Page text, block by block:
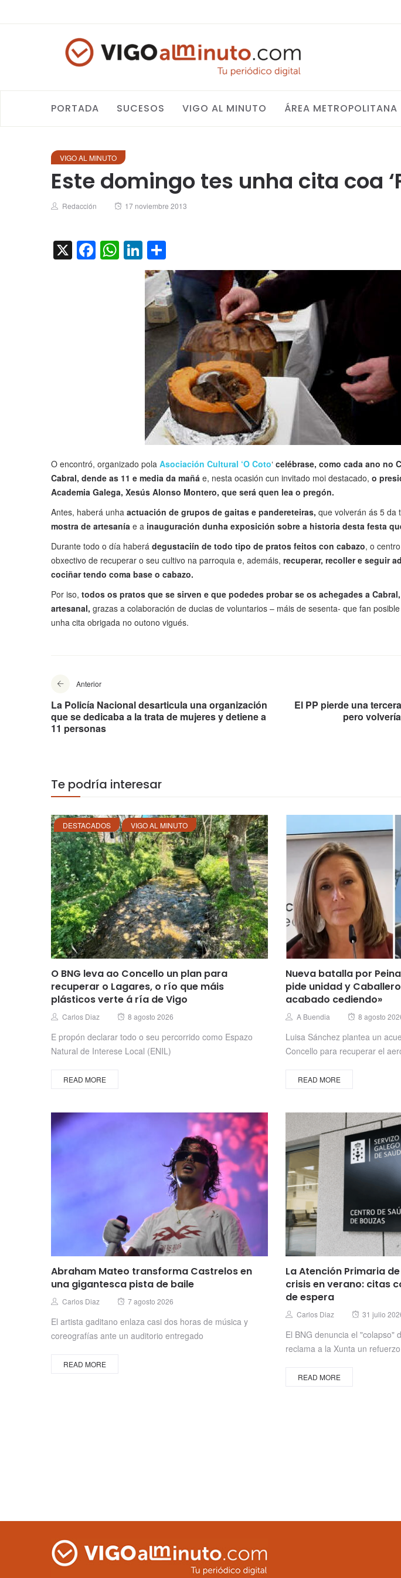
PORTADA SUCESOS VIGO AL MINUTO ÁREA METROPOLITANA
VIGO AL MINUTO
Este domingo tes unha cita coa
Author
Redacción
Posted
17 noviembre 2013
X Facebook
WhatsApp
LinkedIn
O encontró, organizado pola Asociación Cultural ‘O Coto‘ celébrase, como cada ano no
Cabral, dende as 11 e media da mañá e, nesta ocasión cun invitado moi destacado, o
Academia Galega, Xesús Alonso Montero, que será quen lea o pregón.
Antes, haberá unha actuación de grupos de gaitas e pandereteiras, que volverán ás 5 da
mostra de artesanía e a inauguración dunha exposición sobre a historia desta festa
Durante todo o día haberá degustaciín de todo tipo de pratos feitos con cabazo, o
obxectivo de recuperar o seu cultivo na parroquia e, ademáis, recuperar, recoller e seguir
cociñar tendo coma base o cabazo.
Por iso, todos os pratos que se sirven e que podedes probar se os achegades a
artesanal, grazas a colaboración de ducias de voluntarios – máis de sesenta- que fan
unha cita obrigada no outono vigués.
Anterior
La Policía Nacional desarticula una organización
que se dedicaba a la trata de mujeres y detiene a
11 personas
El PP pierde una
pero
Te podría interesar
DESTACADOS VIGO AL MINUTO
O BNG leva ao Concello un plan para
recuperar o Lagares, o río que máis
plásticos verte á ría de Vigo
Author
Carlos Diaz
Posted
8 agosto 2026
E propón declarar todo o seu percorrido como Espazo
Natural de Interese Local (ENIL)
READ MORE
Nueva batalla por
pide unidad y
acabado cediendo»
Author
A Buendia
Posted
8 agosto
Luisa Sánchez plantea un
Concello para recuperar el
READ MORE
Abraham Mateo transforma Castrelos en
una gigantesca pista de baile
Author
Carlos Diaz
Posted
7 agosto 2026
El artista gaditano enlaza casi dos horas de música y
coreografías ante un auditorio entregado
READ MORE
La Atención Primaria
crisis en verano: citas
de espera
Author
Carlos Diaz
Posted
31 julio
El BNG denuncia el "colapso"
reclama a la Xunta un
READ MORE